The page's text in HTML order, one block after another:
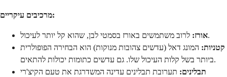
מרכיבים עיקריים:
אורז:לרוב משתמשים באורז בסמטי לבן, שהוא קל יותר לעיכול.
קטניות: המונג דאל (עדשים צהובות מנוקות) הוא הבחירה הפופולרית
ביותר בשל קלות העיכול שלו. גם עדשים כתומות יכולות להתאים.
תבלינים: תערובת תבלינים עדינה המשדרגת את טעם הקיצ'רי